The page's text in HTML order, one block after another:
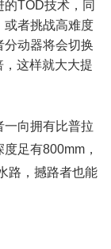
TOD技术，同
或者挑战高难度
分动器将会切换
这样就大大提
一向拥有比普拉
足有800mm，
路，撼路者也能